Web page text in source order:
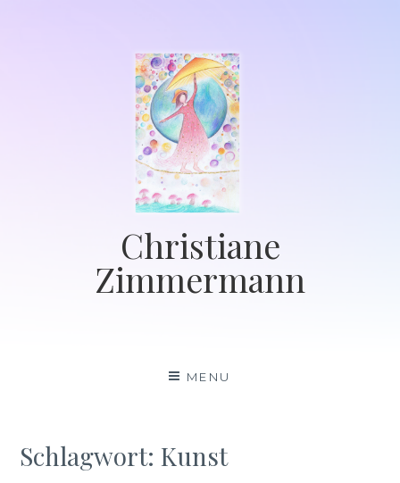
Christiane
Zimmermann
MENU
Schlagwort:Kunst